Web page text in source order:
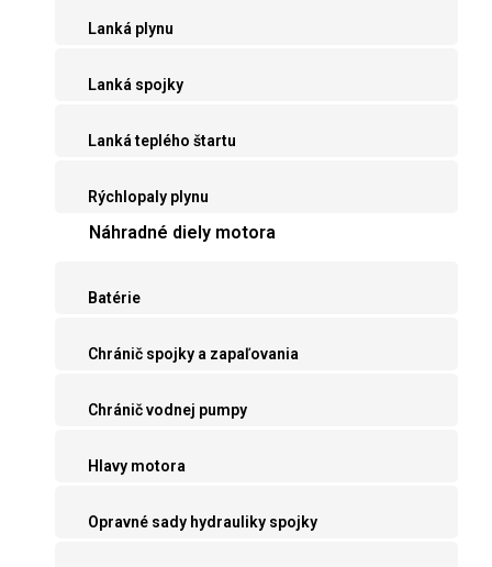
Lanká plynu
Lanká spojky
Lanká teplého štartu
Rýchlopaly plynu
Náhradné diely motora
Batérie
Chránič spojky a zapaľovania
Chránič vodnej pumpy
Hlavy motora
Opravné sady hydrauliky spojky